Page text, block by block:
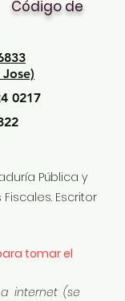
Código de
0217
Pública y
Escritor
tomar el
internet (se